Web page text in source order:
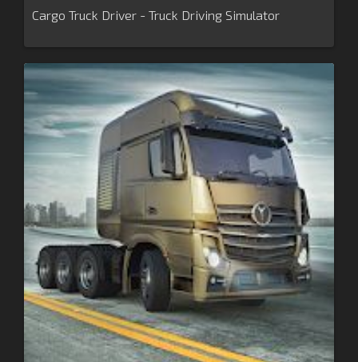
Cargo Truck Driver - Truck Driving Simulator